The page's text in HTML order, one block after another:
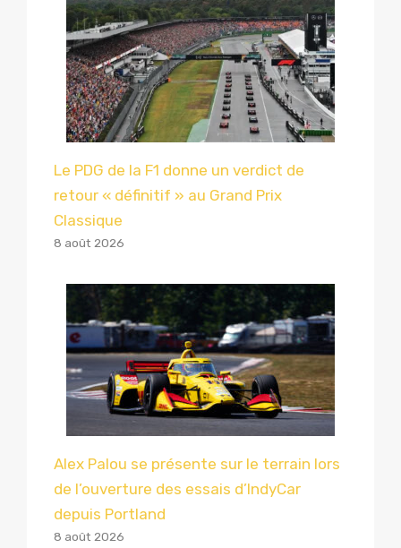
Le PDG de la F1 donne un verdict de
retour « définitif » au Grand Prix
Classique
8 août 2026
Alex Palou se présente sur le terrain lors
de l’ouverture des essais d’IndyCar
depuis Portland
8 août 2026